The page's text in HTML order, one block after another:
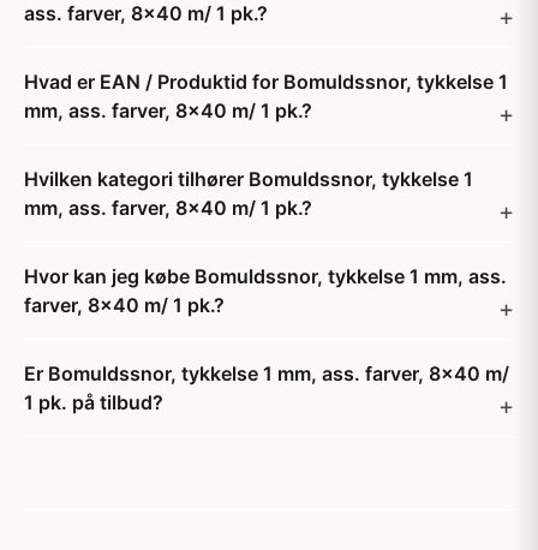
ass. farver, 8x40 m/ 1 pk.?
Hvad er EAN / Produktid for Bomuldssnor, tykkelse 1
mm, ass. farver, 8x40 m/ 1 pk.?
Hvilken kategori tilhører Bomuldssnor, tykkelse 1
mm, ass. farver, 8x40 m/ 1 pk.?
Hvor kan jeg købe Bomuldssnor, tykkelse 1 mm, ass.
farver, 8x40 m/ 1 pk.?
Er Bomuldssnor, tykkelse 1 mm, ass. farver, 8x40 m/
1 pk. på tilbud?